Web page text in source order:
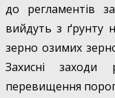
до регламентів
вийдуть з ґрунту
зерно озимих
Захисні заходи
перевищення